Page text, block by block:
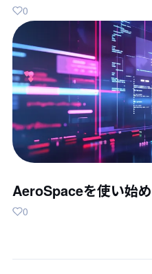
0
AeroSpaceを使い始
0